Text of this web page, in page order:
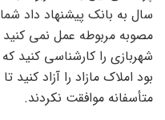
سال به بانک پیشنهاد داد
مصوبه مربوطه عمل نمی
شهربازی را کارشناسی کنید
بود املاک مازاد را آزاد
متأسفانه موافقت نکردند.